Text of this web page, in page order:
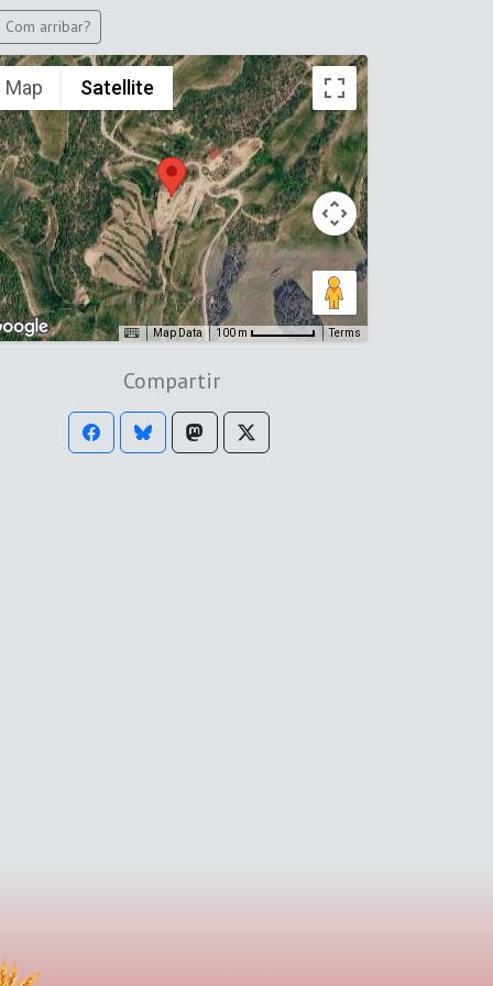
Com arribar?
Map Satellite
Map Data 100 m Terms
Compartir